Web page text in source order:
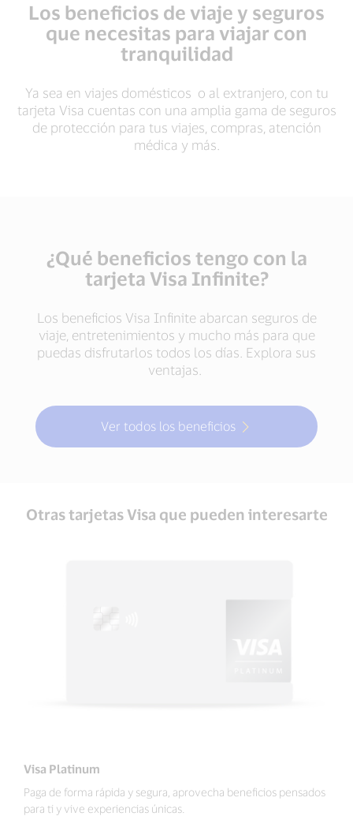
Los beneficios de viaje y seguros
que necesitas para viajar con
tranquilidad
Ya sea en viajes domésticos o al extranjero, con tu
tarjeta Visa cuentas con una amplia gama de seguros
de protección para tus viajes, compras, atención
médica y más.
¿Qué beneficios tengo con la
tarjeta Visa Infinite?
Los beneficios Visa Infinite abarcan seguros de
viaje, entretenimientos y mucho más para que
puedas disfrutarlos todos los días. Explora sus
ventajas.
Ver todos los beneficios
Otras tarjetas Visa que pueden interesarte
Visa Platinum
Paga de forma rápida y segura, aprovecha beneficios pensados
para ti y vive experiencias únicas.